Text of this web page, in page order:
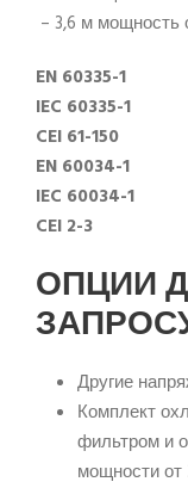
 – 3,6 м
EN 60335-1
IEC 60335-1
CEI 61-150
EN 60034-1
IEC 60034-1
CEI 2-3
ОПЦИИ
Другие
Комплект
фильтром и
мощности от